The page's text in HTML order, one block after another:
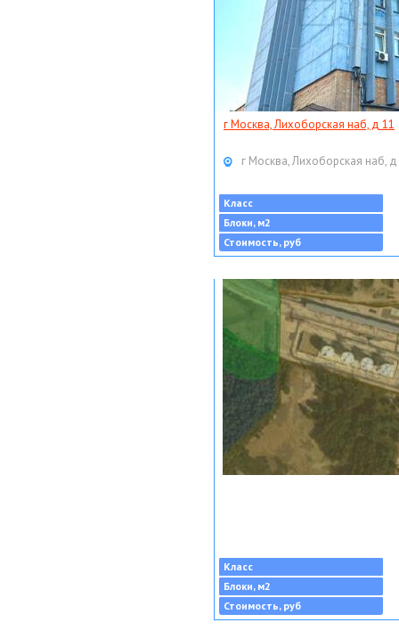
г Москва, Лихоборская наб, д 11
г Москва, Лихоборская наб,
Класс
Блоки, м2
Стоимость, руб
Класс
Блоки, м2
Стоимость, руб